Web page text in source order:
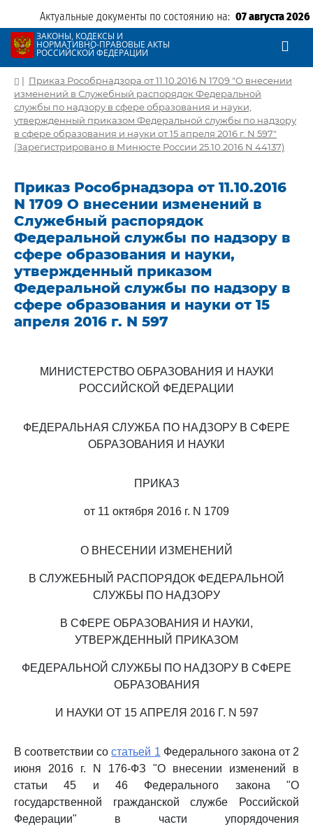
Актуальные документы по состоянию на: 07 августа 2026
ЗАКОНЫ, КОДЕКСЫ И
НОРМАТИВНО-ПРАВОВЫЕ АКТЫ
РОССИЙСКОЙ ФЕДЕРАЦИИ
| Приказ Рособрнадзора от 11.10.2016 N 1709 "О внесении
изменений в Служебный распорядок Федеральной
службы по надзору в сфере образования и науки,
утвержденный приказом Федеральной службы по надзору
в сфере образования и науки от 15 апреля 2016 г. N 597"
(Зарегистрировано в Минюсте России 25.10.2016 N 44137)
Приказ Рособрнадзора от 11.10.2016
N 1709 О внесении изменений в
Служебный распорядок
Федеральной службы по надзору в
сфере образования и науки,
утвержденный приказом
Федеральной службы по надзору в
сфере образования и науки от 15
апреля 2016 г. N 597
МИНИСТЕРСТВО ОБРАЗОВАНИЯ И НАУКИ
РОССИЙСКОЙ ФЕДЕРАЦИИ
ФЕДЕРАЛЬНАЯ СЛУЖБА ПО НАДЗОРУ В СФЕРЕ
ОБРАЗОВАНИЯ И НАУКИ
ПРИКАЗ
от 11 октября 2016 г. N 1709
О ВНЕСЕНИИ ИЗМЕНЕНИЙ
В СЛУЖЕБНЫЙ РАСПОРЯДОК ФЕДЕРАЛЬНОЙ
СЛУЖБЫ ПО НАДЗОРУ
В СФЕРЕ ОБРАЗОВАНИЯ И НАУКИ,
УТВЕРЖДЕННЫЙ ПРИКАЗОМ
ФЕДЕРАЛЬНОЙ СЛУЖБЫ ПО НАДЗОРУ В СФЕРЕ
ОБРАЗОВАНИЯ
И НАУКИ ОТ 15 АПРЕЛЯ 2016 Г. N 597
В соответствии состатьей 1 Федерального закона от 2
июня 2016 г. N 176-ФЗ "О внесении изменений в
статьи 45 и 46 Федерального закона "О
государственной гражданской службе Российской
Федерации" в части упорядочения